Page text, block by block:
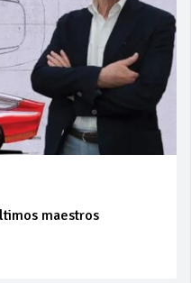
maestros